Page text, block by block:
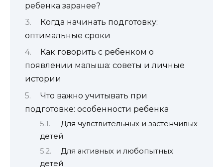
ребенка заранее?
Когда начинать подготовку:
оптимальные сроки
Как говорить с ребенком о
появлении малыша: советы и личные
истории
Что важно учитывать при
подготовке: особенности ребенка
Для чувствительных и застенчивых
детей
Для активных и любопытных
детей